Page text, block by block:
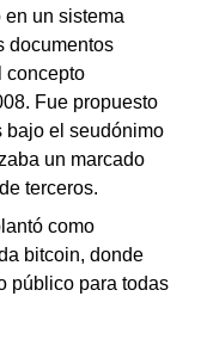
un sistema
documentos
concepto
Fue propuesto
bajo el seudónimo
un marcado
terceros.
como
bitcoin, donde
público para todas